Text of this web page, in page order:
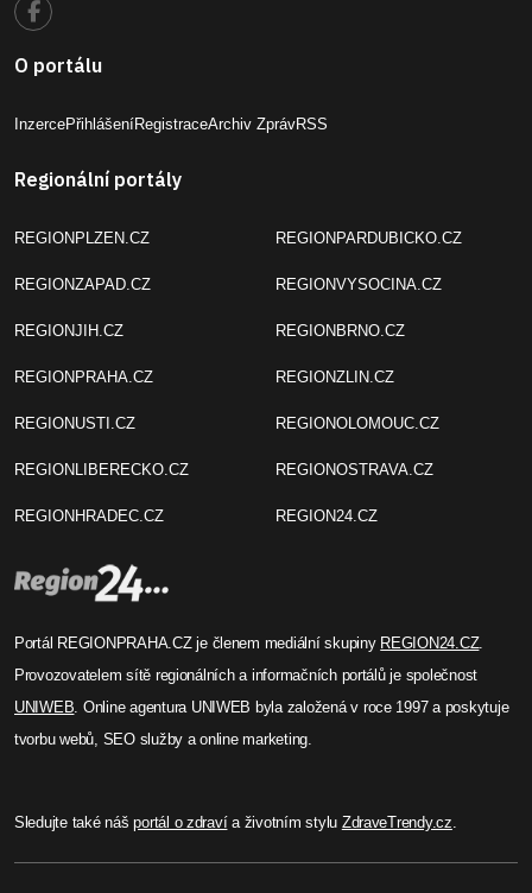
O portálu
InzercePřihlášeníRegistraceArchiv ZprávRSS
Regionální portály
REGIONPLZEN.CZ
REGIONZAPAD.CZ
REGIONJIH.CZ
REGIONPRAHA.CZ
REGIONUSTI.CZ
REGIONLIBERECKO.CZ
REGIONHRADEC.CZ
REGIONPARDUBICKO.CZ
REGIONVYSOCINA.CZ
REGIONBRNO.CZ
REGIONZLIN.CZ
REGIONOLOMOUC.CZ
REGIONOSTRAVA.CZ
REGION24.CZ
Portál REGIONPRAHA.CZ je členem mediální skupiny REGION24.CZ.
Provozovatelem sítě regionálních a informačních portálů je společnost
UNIWEB. Online agentura UNIWEB byla založená v roce 1997 a poskytuje
tvorbu webů, SEO služby a online marketing.
Sledujte také nášportál o zdravía životním stylu ZdraveTrendy.cz.